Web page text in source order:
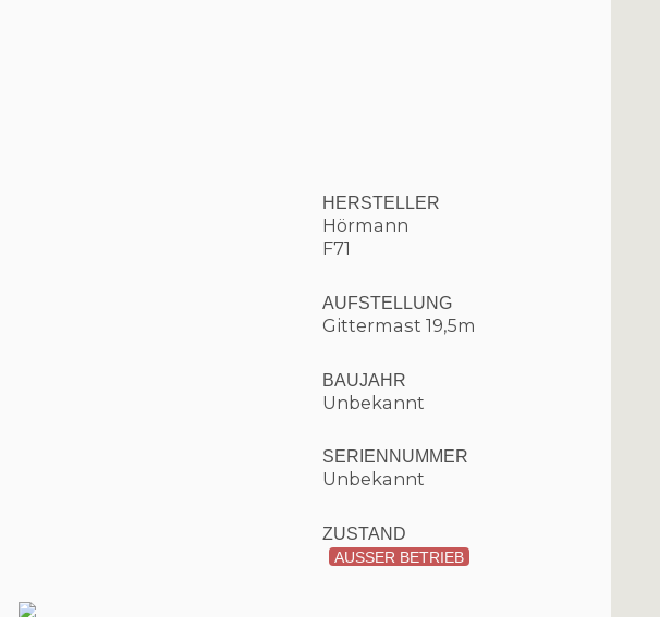
HERSTELLER
Hörmann
F71
AUFSTELLUNG
Gittermast 19,5m
BAUJAHR
Unbekannt
SERIENNUMMER
Unbekannt
ZUSTAND
AUSSER BETRIEB